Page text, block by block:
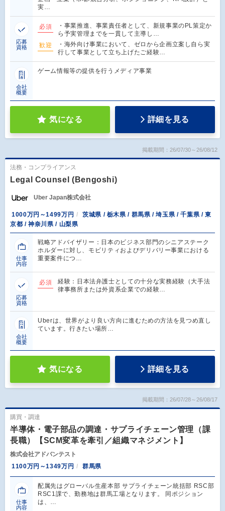
実…
応募
資格
必須
・事業推進、事業責任者として、新規事業のPL策定か
ら予実管理までを一貫して主導し…
歓迎
・海外向け事業において、ゼロから企画立案し自ら実
行して事業として立ち上げたご経験…
会社
概要
ゲーム情報等の提供を行うメディア事業
気になる 詳細を見る
掲載期間：26/07/30～26/08/12
法務・コンプライアンス
Legal Counsel (Bengoshi)
Uber Japan株式会社
1000万円～1499万円
茨城県 / 栃木県 / 群馬県 / 埼玉県 / 千葉県 / 東
京都 / 神奈川県 / 山梨県
仕事
内容
戦略アドバイザリー：日本のビジネス部門のシニアステーク
ホルダーに対し、モビリティおよびデリバリー事業における
重要案件につ…
応募
資格
必須
経験：日本法弁護士としての十分な実務経験（大手法
律事務所または外資系企業での経験…
会社
概要
Uberは、世界がより良い方向に進むための方法を見つめ直し
ています。行きたい場所…
気になる 詳細を見る
掲載期間：26/07/28～26/08/17
購買・調達
半導体・電子部品の調達・サプライチェーン管理（課
長職）【SCM変革を牽引／組織マネジメント】
株式会社アドバンテスト
1100万円～1349万円
群馬県
仕事
内容
配属先はグローバル生産本部 サプライチェーン統括部 RSC部
RSC1課で、勤務地は群馬工場となります。 同ポジション
は、…